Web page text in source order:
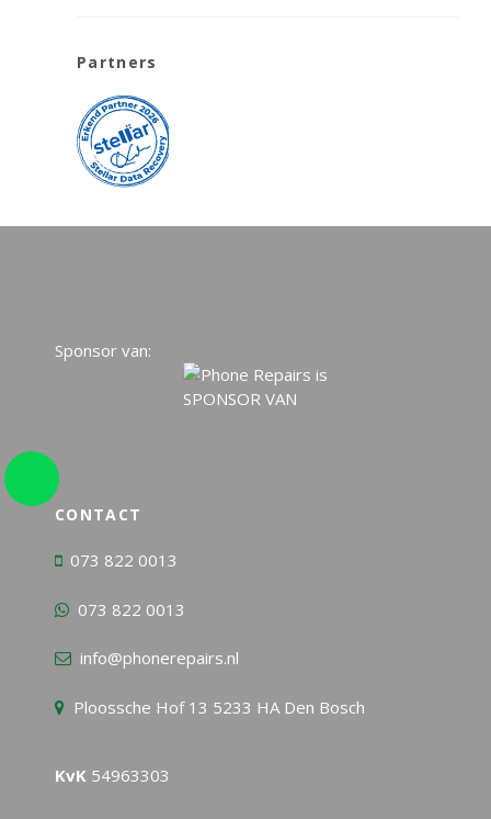
Partners
Sponsor van:
CONTACT
073 822 0013
073 822 0013
info@phonerepairs.nl
Ploossche Hof 13 5233 HA Den Bosch
KvK 54963303